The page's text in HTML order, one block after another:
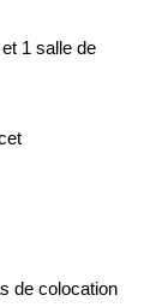
1 salle de
de colocation